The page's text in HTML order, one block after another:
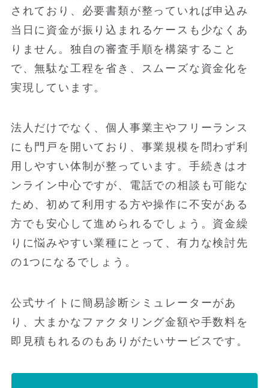
されており、必要書類が整っていれば申込み
当日に資金が振り込まれるケースも少なくあ
りません。独自の審査手順を構築すること
で、無駄な工程を省き、スムーズな資金化を
実現しています。
法人だけでなく、個人事業主やフリーランス
にも門戸を開いており、事業規模を問わず利
用しやすい体制が整っています。手続きはオ
ンライン中心ですが、電話での相談も可能な
ため、初めて利用する方や操作に不安がある
方でも安心して進められるでしょう。資金繰
りに悩みやすい業種にとって、有力な検討先
の1つになるでしょう。
公式サイトに簡易診断シミュレーターがあ
り、大まかなファクタリング金額や手数料を
即見積もれるのもありがたいサービスです。